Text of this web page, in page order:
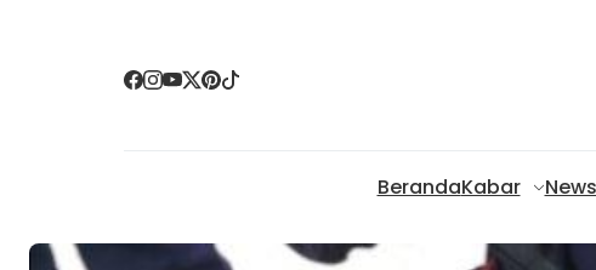
BerandaKabar News